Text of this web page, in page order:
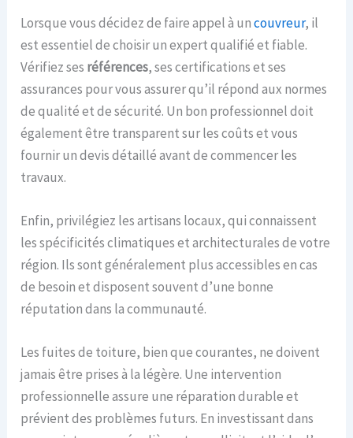
Lorsque vous décidez de faire appel à uncouvreur, il
est essentiel de choisir un expert qualifié et fiable.
Vérifiez ses références, ses certifications et ses
assurances pour vous assurer qu’il répond aux normes
de qualité et de sécurité. Un bon professionnel doit
également être transparent sur les coûts et vous
fournir un devis détaillé avant de commencer les
travaux.
Enfin, privilégiez les artisans locaux, qui connaissent
les spécificités climatiques et architecturales de votre
région. Ils sont généralement plus accessibles en cas
de besoin et disposent souvent d’une bonne
réputation dans la communauté.
Les fuites de toiture, bien que courantes, ne doivent
jamais être prises à la légère. Une intervention
professionnelle assure une réparation durable et
prévient des problèmes futurs. En investissant dans